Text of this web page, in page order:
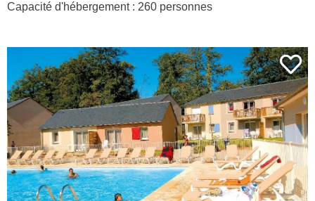
Capacité d'hébergement : 260 personnes